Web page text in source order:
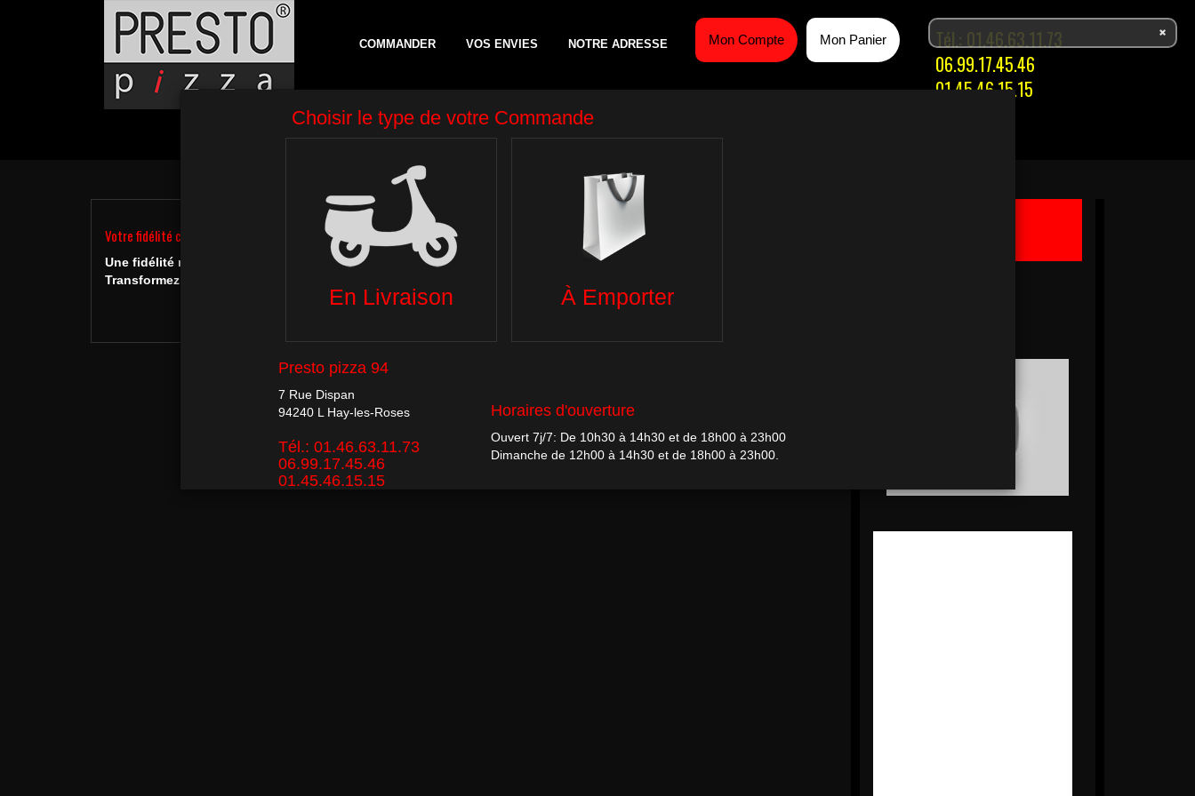
COMMANDER VOS ENVIES NOTRE ADRESSE Mon Compte Mon Panier Tél.:01.46.63.11.73
06.99.17.45.46
01.45.46.15.15
POINTS DE FIDÉLITÉ
Votre fidélité chez nous est récompensée…
Une fidélité récompensée…
[consultez votre compte]
Transformez vos points en cadeaux !